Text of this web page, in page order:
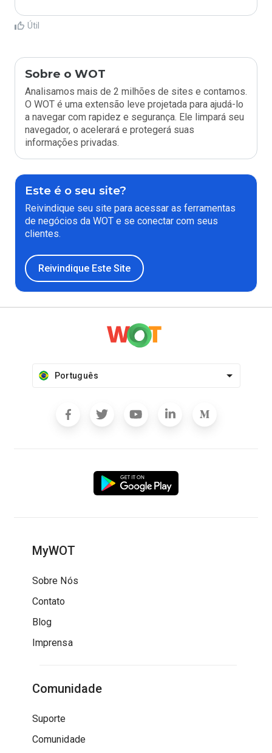
Útil
Sobre o WOT
Analisamos mais de 2 milhões de sites e contamos.
O WOT é uma extensão leve projetada para ajudá-lo
a navegar com rapidez e segurança. Ele limpará seu
navegador, o acelerará e protegerá suas
informações privadas.
Este é o seu site?
Reivindique seu site para acessar as ferramentas
de negócios da WOT e se conectar com seus
clientes.
Reivindique Este Site
Português
MyWOT
Sobre Nós
Contato
Blog
Imprensa
Comunidade
Suporte
Comunidade